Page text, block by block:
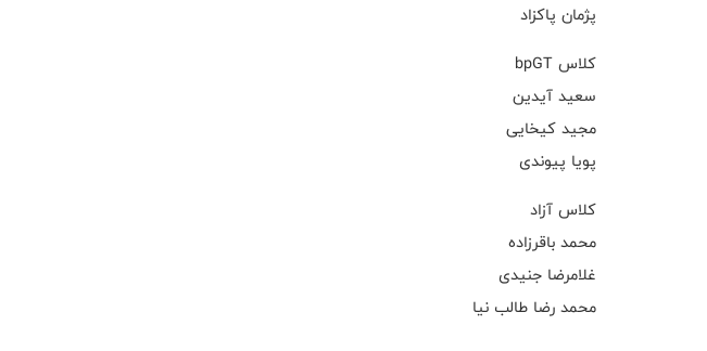
پژمان پاکزاد
کلاس bpGT
سعید آیدین
مجید کیخایی
پویا پیوندی
کلاس آزاد
محمد باقرزاده
غلامرضا جنیدی
محمد رضا طالب نیا